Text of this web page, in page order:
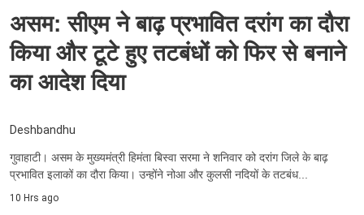
असम: सीएम ने बाढ़ प्रभावित दरांग का दौरा
किया और टूटे हुए तटबंधों को फिर से बनाने
का आदेश दिया
Deshbandhu
गुवाहाटी। असम के मुख्यमंत्री हिमंता बिस्वा सरमा ने शनिवार को दरांग जिले के बाढ़
प्रभावित इलाकों का दौरा किया। उन्होंने नोआ और कुलसी नदियों के तटबंध...
10 Hrs ago